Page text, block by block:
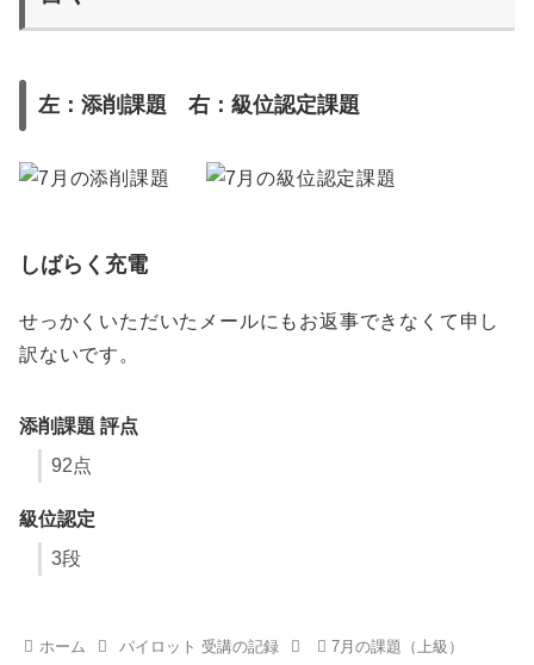
左：添削課題 右：級位認定課題
しばらく充電
せっかくいただいたメールにもお返事できなくて申し
訳ないです。
添削課題 評点
92点
級位認定
3段
ホーム パイロット 受講の記録 7月の課題（上級）